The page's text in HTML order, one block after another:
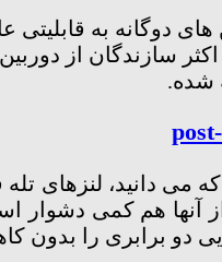
دوگانه به
سازندگان از
شده.
می دانید، لنزهای تله
دو برابری را بدون